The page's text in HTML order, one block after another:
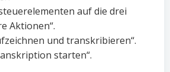
auf die drei
Aktionen“.
und transkribieren“.
starten“.